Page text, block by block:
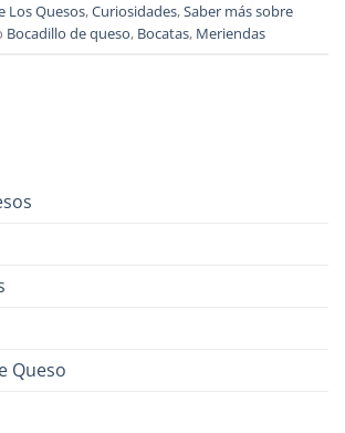
Los Quesos,Curiosidades,Saber más sobre
Bocadillo de queso, Bocatas, Meriendas
Queso